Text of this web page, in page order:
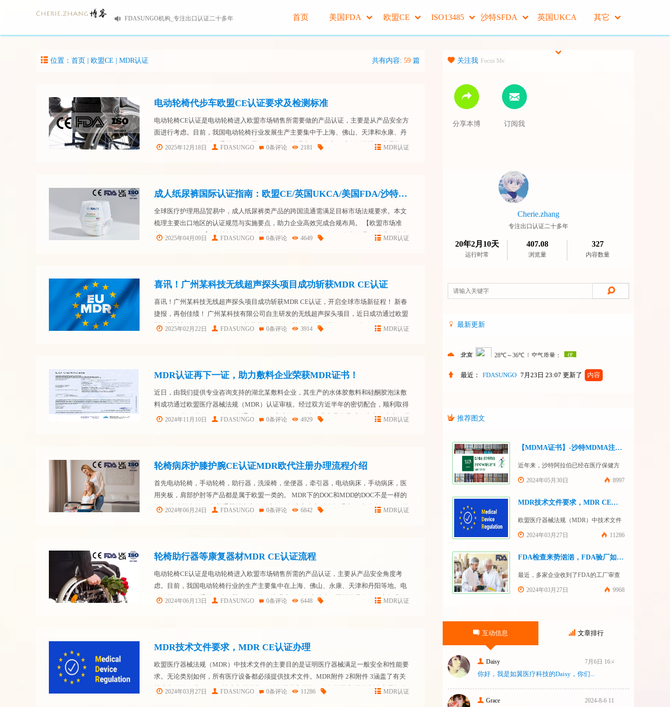
FDASUNGO机构_专注出口认证二十多年 首页 美国FDA 欧盟CE ISO13485 沙特SFDA 英国UKCA 其它
位置：首页 | 欧盟CE MDR认证 共有内容: 59 篇
电动轮椅代步车欧盟CE认证要求及检测标准
电动轮椅CE认证是电动轮椅进入欧盟市场销售所需要做的产品认证，主要是从产品安全方
面进行考虑。目前，我国电动轮椅行业发展生产主要集中于上海、佛山、天津和永康、丹
阳等地。轮椅，拐杖，手杖，助行器，坐便椅，护理床，气垫床，成人纸尿裤，护理垫，
2025年12月18日 FDASUNGO 0条评论 2181 MDR认证
成人纸尿裤国际认证指南：欧盟CE/英国UKCA/美国FDA/沙特SFDA认证解析
全球医疗护理用品贸易中，成人纸尿裤类产品的跨国流通需满足目标市场法规要求。本文
梳理主要出口地区的认证规范与实施要点，助力企业高效完成合规布局。 【欧盟市场准
入：MDR CE认证】 法规框架：医疗器械法规（MDR 2017/745） 分类管理：I类非灭菌产
2025年04月09日 FDASUNGO 0条评论 4649 MDR认证
喜讯！广州某科技无线超声探头项目成功斩获MDR CE认证
喜讯！广州某科技无线超声探头项目成功斩获MDR CE认证，开启全球市场新征程！ 新春
捷报，再创佳绩！ 广州某科技有限公司自主研发的无线超声探头项目，近日成功通过欧盟
医疗器械新法规MDR CE认证，并荣获由国际权威认证机构天祥(Intertek)颁发的CE证书！
2025年02月22日 FDASUNGO 0条评论 3914 MDR认证
MDR认证再下一证，助力敷料企业荣获MDR证书！
近日，由我们提供专业咨询支持的湖北某敷料企业，其生产的水体胶敷料和硅酮胶泡沫敷
料成功通过欧盟医疗器械法规（MDR）认证审核。经过双方近半年的密切配合，顺利取得
了认证证书！ 此次MDR认证的通过，不仅高度认可了该企业产品的品质，也充分肯定了我
2024年11月10日 FDASUNGO 0条评论 4929 MDR认证
轮椅病床护膝护腕CE认证MDR欧代注册办理流程介绍
首先电动轮椅，手动轮椅，助行器，洗澡椅，坐便器，牵引器，电动病床，手动病床，医
用夹板，肩部护肘等产品都是属于欧盟一类的。 MDR下的DOC和MDD的DOC不是一样的
概念 从法规来说，I类普通器械也应有临床评估报告和上市后监督系统。 为什么MDR 一类
2024年06月24日 FDASUNGO 0条评论 6842 MDR认证
轮椅助行器等康复器材MDR CE认证流程
电动轮椅CE认证是电动轮椅进入欧盟市场销售所需的产品认证，主要从产品安全角度考
虑。目前，我国电动轮椅行业的生产主要集中在上海、佛山、永康、天津和丹阳等地。电
动轮椅、拐杖、手杖、助行器、坐便椅、护理床、气垫床等康复器材用品在海外市场具有
2024年06月13日 FDASUNGO 0条评论 6448 MDR认证
MDR技术文件要求，MDR CE认证办理
欧盟医疗器械法规（MDR）中技术文件的主要目的是证明医疗器械满足一般安全和性能要
求。无论类别如何，所有医疗设备都必须提供技术文件。MDR附件 2和附件 3涵盖了有关
技术文件的要求。 MDR技术文档结构： 设备描述和规格，包括型号和配件 制造商需提供
2024年03月27日 FDASUNGO 0条评论 11286 MDR认证
关注我 Focus Me
分享本博 订阅我
Cherie.zhang
专注出口认证二十多年
20年2月10天
运行时常
407.08
浏览量
327
内容数量
最新更新
最近： FDASUNGO 7月23日 23:07 更新了 内容
推荐图文
【MDMA证书】-沙特MDMA注册快速下证
近年来，沙特阿拉伯已经在医疗保健方
面投入大量资金并将继续增加支出，这
场。然而，想要在该国销售其设备的制
须在沙特阿拉伯获得其设备的授权。开
启沙特医疗器械上市合规业务，
块。F
2024年05月30日 8997
MDR技术文件要求，MDR CE认证办理
欧盟医疗器械法规（MDR）中技术文件
的主要目的是证明医疗器械满足一般安
疗设备都必须提供技术文件。MDR附件
MDR技术文档结构：设备描述和规格，
2024年03月27日 11286
FDA检查来势汹汹，FDA验厂如何应对？
最近，多家企业收到了FDA的工厂审查
通知，我们作为美代也收到了FDA要求
（MarcoRubio）联合8位参议员认为FDA
疏于检查中国和印度等美国以外的药械
制造商（尤其是医疗器械）并已危及美
国患者和美国国内厂商，因此联
2024年03月27日 9968
互动信息 文章排行
Daisy 7月6日 16:47
你好，我是如翼医疗科技的Daisy，你们...
Grace 2024-8-6 11:14